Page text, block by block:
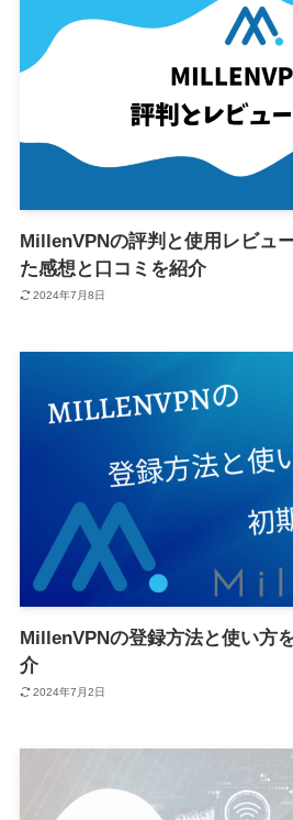
MillenVPNの評判と使用レビュ
た感想と口コミを紹介
2024年7月8日
MillenVPNの登録方法と使い方
介
2024年7月2日